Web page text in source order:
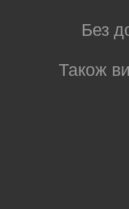
Без
Також